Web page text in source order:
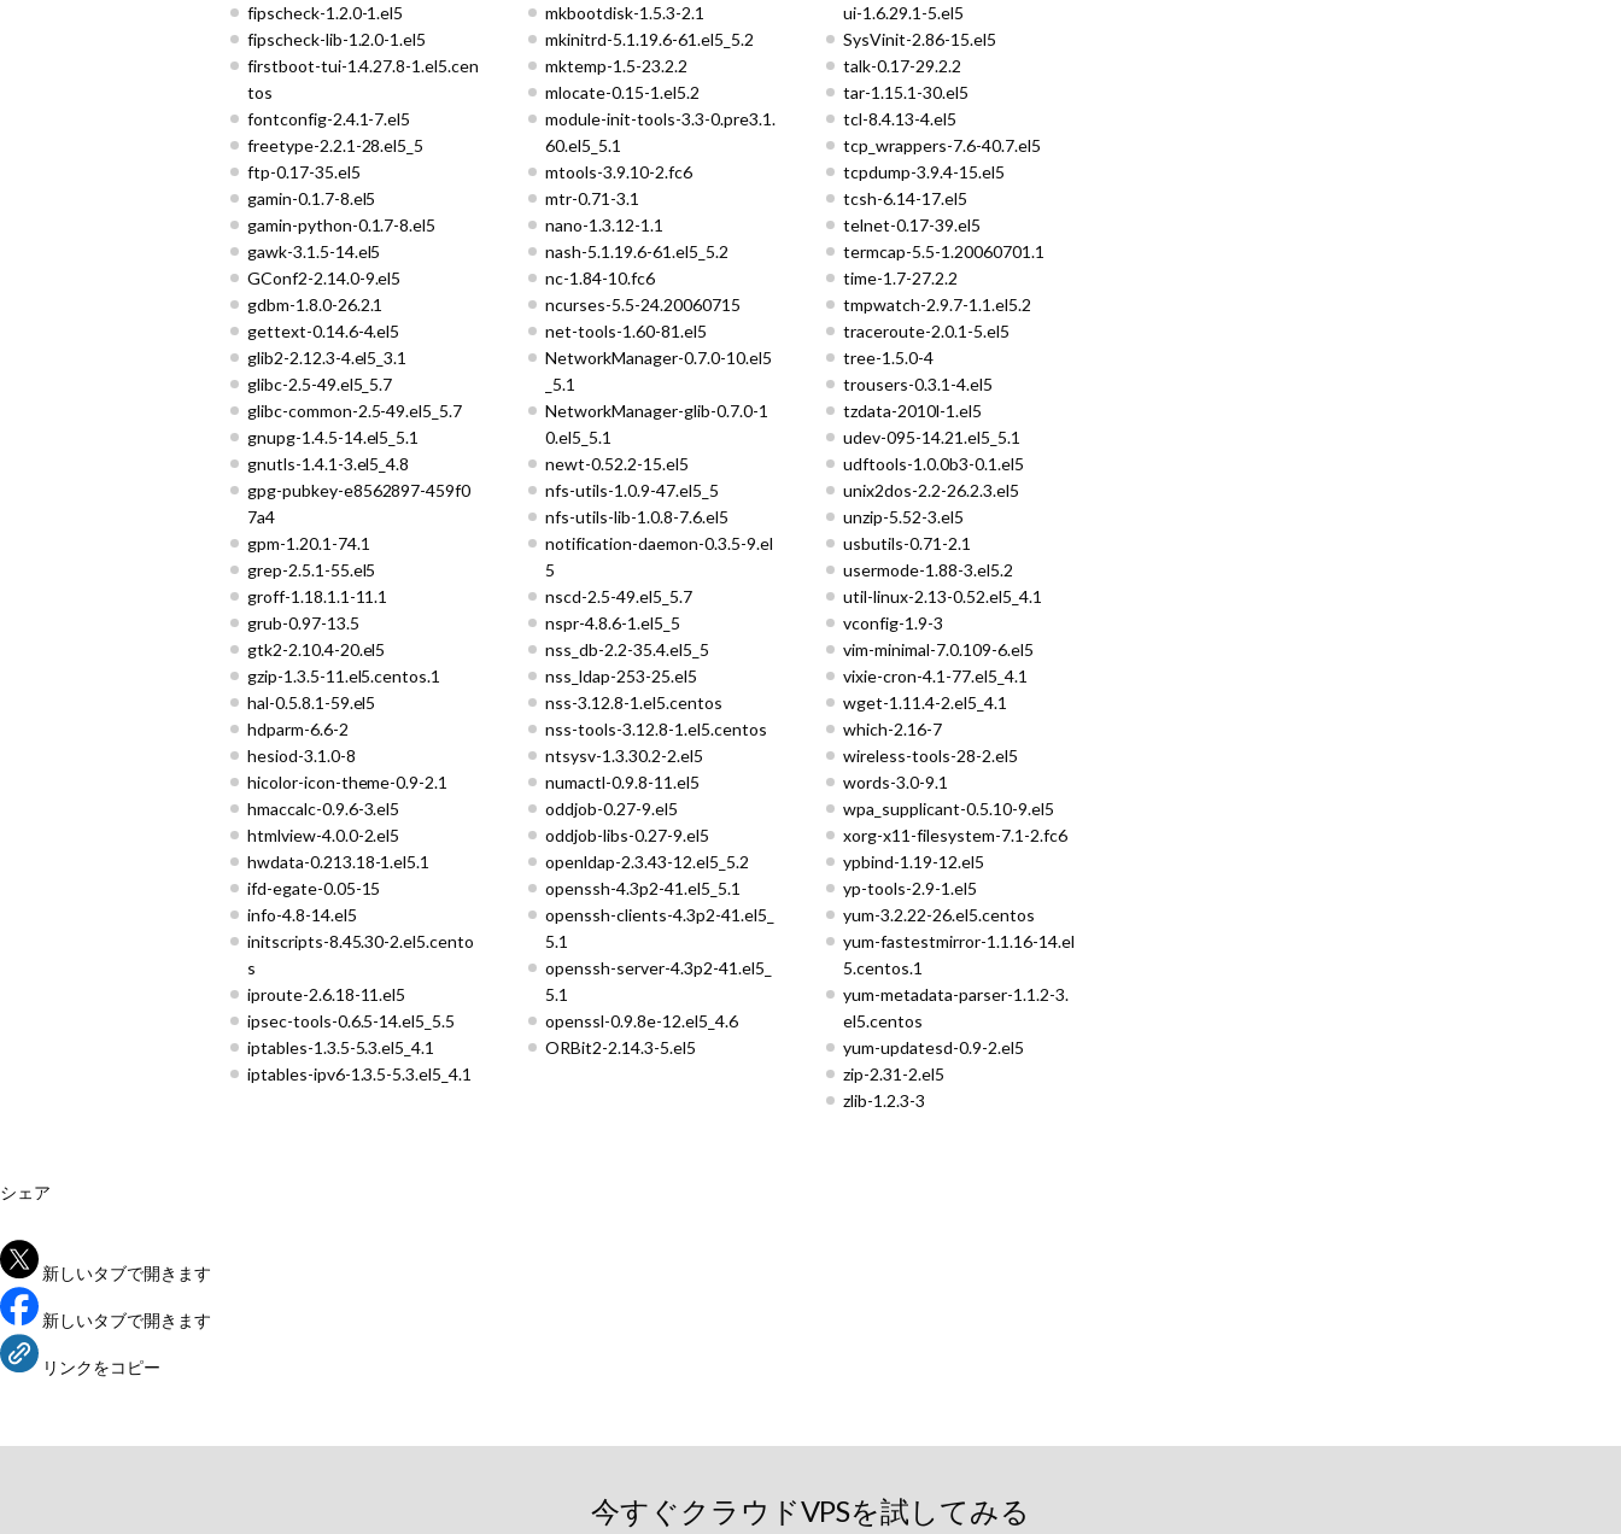
fipscheck-1.2.0-1.el5
fipscheck-lib-1.2.0-1.el5
firstboot-tui-1.4.27.8-1.el5.cen
tos
fontconfig-2.4.1-7.el5
freetype-2.2.1-28.el5_5
ftp-0.17-35.el5
gamin-0.1.7-8.el5
gamin-python-0.1.7-8.el5
gawk-3.1.5-14.el5
GConf2-2.14.0-9.el5
gdbm-1.8.0-26.2.1
gettext-0.14.6-4.el5
glib2-2.12.3-4.el5_3.1
glibc-2.5-49.el5_5.7
glibc-common-2.5-49.el5_5.7
gnupg-1.4.5-14.el5_5.1
gnutls-1.4.1-3.el5_4.8
gpg-pubkey-e8562897-459f0
7a4
gpm-1.20.1-74.1
grep-2.5.1-55.el5
groff-1.18.1.1-11.1
grub-0.97-13.5
gtk2-2.10.4-20.el5
gzip-1.3.5-11.el5.centos.1
hal-0.5.8.1-59.el5
hdparm-6.6-2
hesiod-3.1.0-8
hicolor-icon-theme-0.9-2.1
hmaccalc-0.9.6-3.el5
htmlview-4.0.0-2.el5
hwdata-0.213.18-1.el5.1
ifd-egate-0.05-15
info-4.8-14.el5
initscripts-8.45.30-2.el5.cento
s
iproute-2.6.18-11.el5
ipsec-tools-0.6.5-14.el5_5.5
iptables-1.3.5-5.3.el5_4.1
iptables-ipv6-1.3.5-5.3.el5_4.1
mkbootdisk-1.5.3-2.1
mkinitrd-5.1.19.6-61.el5_5.2
mktemp-1.5-23.2.2
mlocate-0.15-1.el5.2
module-init-tools-3.3-0.pre3.1.
60.el5_5.1
mtools-3.9.10-2.fc6
mtr-0.71-3.1
nano-1.3.12-1.1
nash-5.1.19.6-61.el5_5.2
nc-1.84-10.fc6
ncurses-5.5-24.20060715
net-tools-1.60-81.el5
NetworkManager-0.7.0-10.el5
_5.1
NetworkManager-glib-0.7.0-1
0.el5_5.1
newt-0.52.2-15.el5
nfs-utils-1.0.9-47.el5_5
nfs-utils-lib-1.0.8-7.6.el5
notification-daemon-0.3.5-9.el
5
nscd-2.5-49.el5_5.7
nspr-4.8.6-1.el5_5
nss_db-2.2-35.4.el5_5
nss_ldap-253-25.el5
nss-3.12.8-1.el5.centos
nss-tools-3.12.8-1.el5.centos
ntsysv-1.3.30.2-2.el5
numactl-0.9.8-11.el5
oddjob-0.27-9.el5
oddjob-libs-0.27-9.el5
openldap-2.3.43-12.el5_5.2
openssh-4.3p2-41.el5_5.1
openssh-clients-4.3p2-41.el5_
5.1
openssh-server-4.3p2-41.el5_
5.1
openssl-0.9.8e-12.el5_4.6
ORBit2-2.14.3-5.el5
ui-1.6.29.1-5.el5
SysVinit-2.86-15.el5
talk-0.17-29.2.2
tar-1.15.1-30.el5
tcl-8.4.13-4.el5
tcp_wrappers-7.6-40.7.el5
tcpdump-3.9.4-15.el5
tcsh-6.14-17.el5
telnet-0.17-39.el5
termcap-5.5-1.20060701.1
time-1.7-27.2.2
tmpwatch-2.9.7-1.1.el5.2
traceroute-2.0.1-5.el5
tree-1.5.0-4
trousers-0.3.1-4.el5
tzdata-2010l-1.el5
udev-095-14.21.el5_5.1
udftools-1.0.0b3-0.1.el5
unix2dos-2.2-26.2.3.el5
unzip-5.52-3.el5
usbutils-0.71-2.1
usermode-1.88-3.el5.2
util-linux-2.13-0.52.el5_4.1
vconfig-1.9-3
vim-minimal-7.0.109-6.el5
vixie-cron-4.1-77.el5_4.1
wget-1.11.4-2.el5_4.1
which-2.16-7
wireless-tools-28-2.el5
words-3.0-9.1
wpa_supplicant-0.5.10-9.el5
xorg-x11-filesystem-7.1-2.fc6
ypbind-1.19-12.el5
yp-tools-2.9-1.el5
yum-3.2.22-26.el5.centos
yum-fastestmirror-1.1.16-14.el
5.centos.1
yum-metadata-parser-1.1.2-3.
el5.centos
yum-updatesd-0.9-2.el5
zip-2.31-2.el5
zlib-1.2.3-3
シェア
新しいタブで開きます
新しいタブで開きます
リンクをコピー
今すぐクラウドVPSを試してみる